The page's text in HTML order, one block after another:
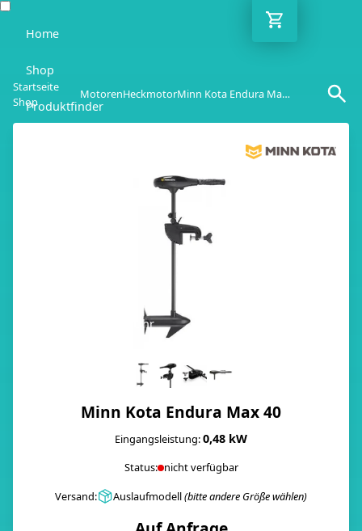
Home
Shop
Produktfinder
Mo-Fr: 10:00-18:00 Uhr
Startseite
Shop
MotorenHeckmotor Minn Kota Endura Max 40
Minn Kota Endura Max 40
Eingangsleistung:0,48 kW
Status: nicht verfügbar
Versand:
Auslaufmodell(bitte andere Größe wählen)